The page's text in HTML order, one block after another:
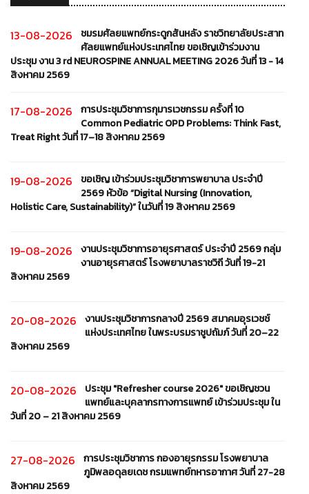
13-08-2026
ชมรมศัลยแพทย์กระดูกสันหลัง ราชวิทยาลัยประสาท
ศัลยแพทย์แห่งประเทศไทย ขอเชิญเข้าร่วมงาน
ประชุม งาน 3 rd NEUROSPINE ANNUAL MEETING 2026 วันที่ 13 - 14
สิงหาคม 2569
17-08-2026
การประชุมวิชาการกุมารเวชกรรม ครั้งที่ 10
Common Pediatric OPD Problems: Think Fast,
Treat Right วันที่ 17–18 สิงหาคม 2569
19-08-2026
ขอเชิญ เข้าร่วมประชุมวิชาการพยาบาล ประจำปี
2569 หัวข้อ “Digital Nursing (Innovation,
Holistic Care, Sustainability)” ในวันที่ 19 สิงหาคม 2569
19-08-2026
งานประชุมวิชาการอายุรศาสตร์ ประจำปี 2569 กลุ่ม
งานอายุรศาสตร์ โรงพยาบาลราชวิถี วันที่ 19-21
สิงหาคม 2569
20-08-2026
งานประชุมวิชาการกลางปี 2569 สมาคมอุรเวชช์
แห่งประเทศไทย ในพระบรมราชูปถัมภ์ วันที่ 20–22
สิงหาคม 2569
20-08-2026
ประชุม "Refresher course 2026" ขอเชิญชวน
แพทย์และบุคลากรทางการแพทย์ เข้าร่วมประชุม ใน
วันที่ 20 – 21 สิงหาคม 2569
27-08-2026
การประชุมวิชาการ กองอายุรกรรม โรงพยาบาล
ภูมิพลอดุลยเดช กรมแพทย์ทหารอากาศ วันที่ 27-28
สิงหาคม 2569